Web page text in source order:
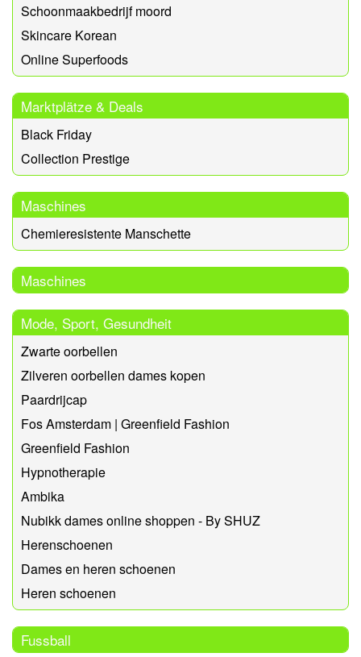
Schoonmaakbedrijf moord
Skincare Korean
Online Superfoods
Marktplätze & Deals
Black Friday
Collection Prestige
Maschines
Chemieresistente Manschette
Maschines
Mode, Sport, Gesundheit
Zwarte oorbellen
Zilveren oorbellen dames kopen
Paardrijcap
Fos Amsterdam | Greenfield Fashion
Greenfield Fashion
Hypnotherapie
Ambika
Nubikk dames online shoppen - By SHUZ
Herenschoenen
Dames en heren schoenen
Heren schoenen
Fussball